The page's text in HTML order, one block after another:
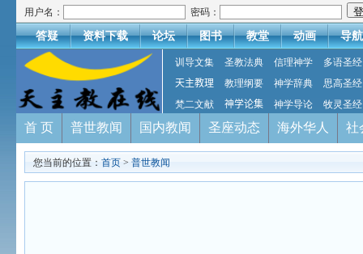
用户名： 密码：
答疑 资料下载 论坛 图书 教堂 动画 导航
训导文集 圣教法典 信理神学
多语圣经
天主教理
教理纲要 神学辞典
思高圣经
梵二文献
神学论集 神学导论 牧灵圣经
首 页 普世教闻 国内教闻 圣座动态 海外华人 社
您当前的位置： 首页 > 普世教闻